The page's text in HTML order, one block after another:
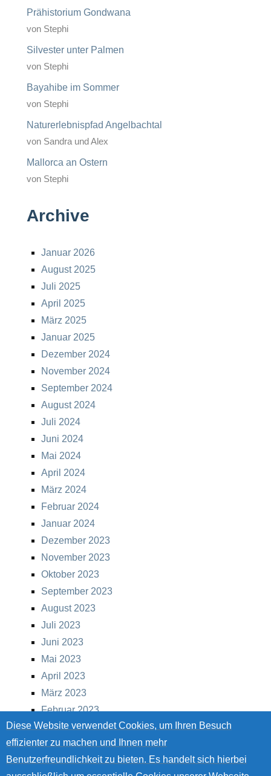
Prähistorium Gondwana
von Stephi
Silvester unter Palmen
von Stephi
Bayahibe im Sommer
von Stephi
Naturerlebnispfad Angelbachtal
von Sandra und Alex
Mallorca an Ostern
von Stephi
Archive
Januar 2026
August 2025
Juli 2025
April 2025
März 2025
Januar 2025
Dezember 2024
November 2024
September 2024
August 2024
Juli 2024
Juni 2024
Mai 2024
April 2024
März 2024
Februar 2024
Januar 2024
Dezember 2023
November 2023
Oktober 2023
September 2023
August 2023
Juli 2023
Juni 2023
Mai 2023
April 2023
März 2023
Februar 2023
Januar 2023
Dezember 2022
November 2022
Diese Website verwendet Cookies, um Ihren Besuch
effizienter zu machen und Ihnen mehr
Benutzerfreundlichkeit zu bieten. Es handelt sich hierbei